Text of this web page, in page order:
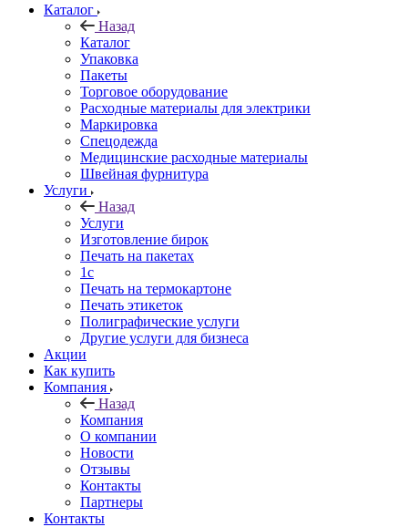
Каталог
Назад
Каталог
Упаковка
Пакеты
Торговое оборудование
Расходные материалы для электрики
Маркировка
Спецодежда
Медицинские расходные материалы
Швейная фурнитура
Услуги
Назад
Услуги
Изготовление бирок
Печать на пакетах
1c
Печать на термокартоне
Печать этикеток
Полиграфические услуги
Другие услуги для бизнеса
Акции
Как купить
Компания
Назад
Компания
О компании
Новости
Отзывы
Контакты
Партнеры
Контакты